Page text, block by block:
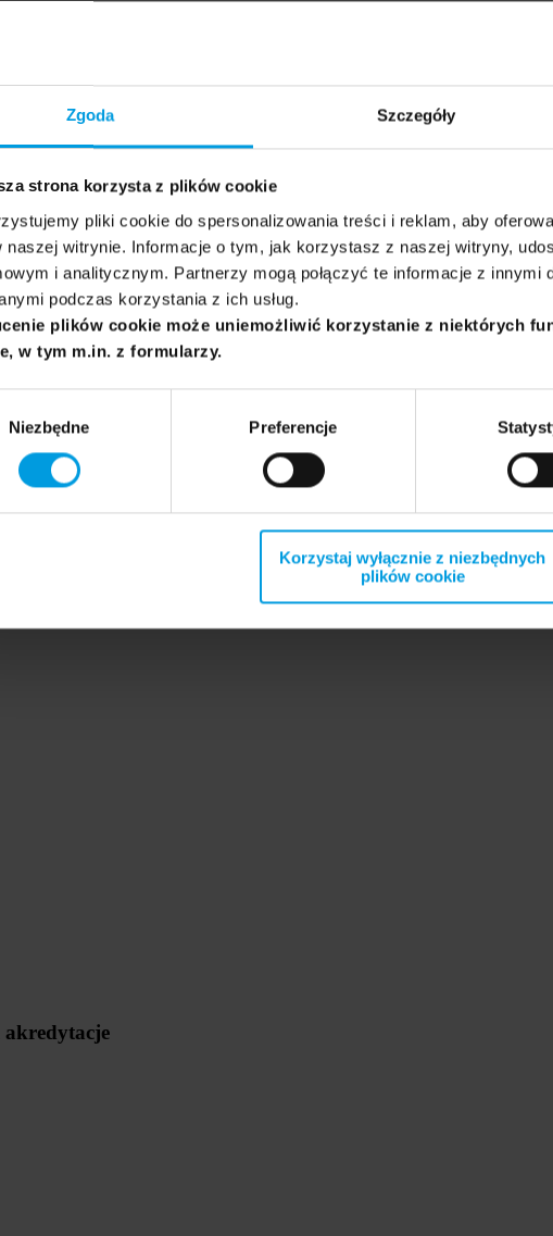
Zgoda Szczegóły
strona korzysta z plików cookie
pliki cookie do spersonalizowania treści i reklam, aby
naszej witrynie. Informacje o tym, jak korzystasz z naszej witryny,
i analitycznym. Partnerzy mogą połączyć te informacje z innymi
podczas korzystania z ich usług.
plików cookie może uniemożliwić korzystanie z niektórych
w tym m.in. z formularzy.
Niezbędne Preferencje
Korzystaj wyłącznie z niezbędnych
plików cookie
zjawisko czy wydarzenie, które będą przedmiotem komentarza eksperta:
akredytacje